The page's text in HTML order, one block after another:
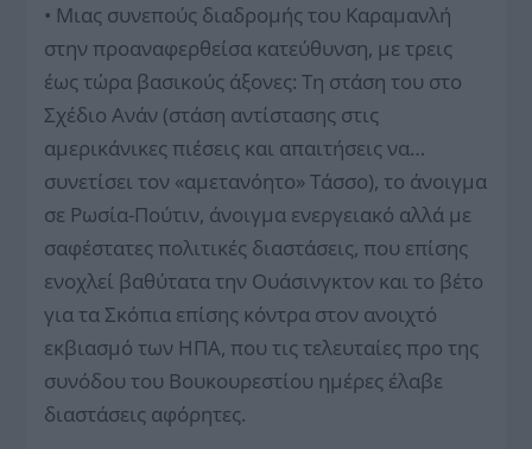
• Μιας συνεπούς διαδρομής του Καραμανλή
στην προαναφερθείσα κατεύθυνση, με τρεις
έως τώρα βασικούς άξονες: Τη στάση του στο
Σχέδιο Ανάν (στάση αντίστασης στις
αμερικάνικες πιέσεις και απαιτήσεις να…
συνετίσει τον «αμετανόητο» Τάσσο), το άνοιγμα
σε Ρωσία-Πούτιν, άνοιγμα ενεργειακό αλλά με
σαφέστατες πολιτικές διαστάσεις, που επίσης
ενοχλεί βαθύτατα την Ουάσινγκτον και το βέτο
για τα Σκόπια επίσης κόντρα στον ανοιχτό
εκβιασμό των ΗΠΑ, που τις τελευταίες προ της
συνόδου του Βουκουρεστίου ημέρες έλαβε
διαστάσεις αφόρητες.